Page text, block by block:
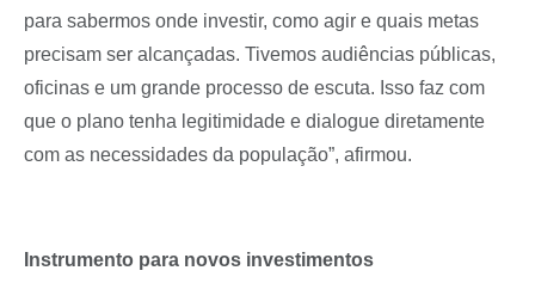
para sabermos onde investir, como agir e quais metas
precisam ser alcançadas. Tivemos audiências públicas,
oficinas e um grande processo de escuta. Isso faz com
que o plano tenha legitimidade e dialogue diretamente
com as necessidades da população”, afirmou.
Instrumento para novos investimentos